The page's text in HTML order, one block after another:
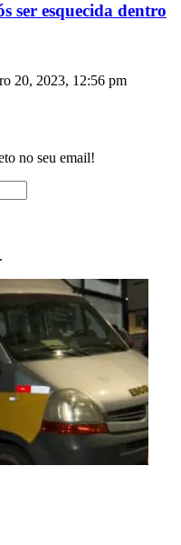
ser esquecida dentro
20, 2023, 12:56 pm
no seu email!